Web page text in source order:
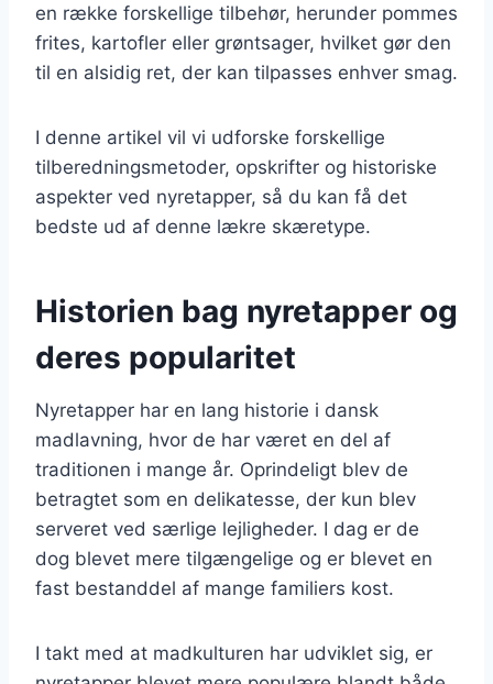
en række forskellige tilbehør, herunder pommes
frites, kartofler eller grøntsager, hvilket gør den
til en alsidig ret, der kan tilpasses enhver smag.
I denne artikel vil vi udforske forskellige
tilberedningsmetoder, opskrifter og historiske
aspekter ved nyretapper, så du kan få det
bedste ud af denne lækre skæretype.
Historien bag nyretapper og
deres popularitet
Nyretapper har en lang historie i dansk
madlavning, hvor de har været en del af
traditionen i mange år. Oprindeligt blev de
betragtet som en delikatesse, der kun blev
serveret ved særlige lejligheder. I dag er de
dog blevet mere tilgængelige og er blevet en
fast bestanddel af mange familiers kost.
I takt med at madkulturen har udviklet sig, er